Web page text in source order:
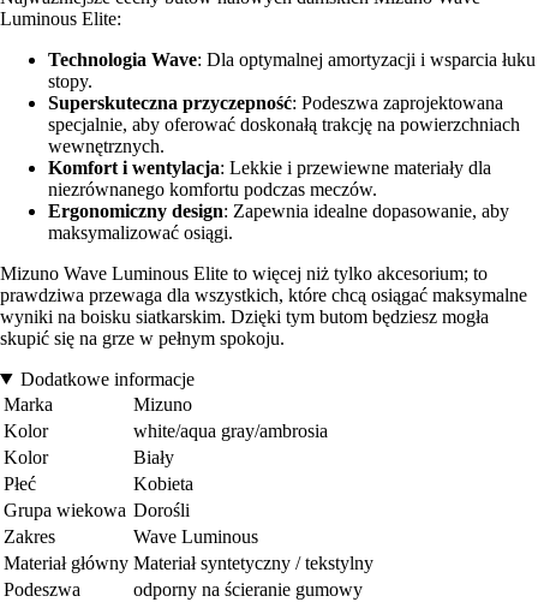
Luminous Elite:
Technologia Wave: Dla optymalnej amortyzacji i wsparcia łuku
stopy.
Superskuteczna przyczepność: Podeszwa zaprojektowana
specjalnie, aby oferować doskonałą trakcję na powierzchniach
wewnętrznych.
Komfort i wentylacja: Lekkie i przewiewne materiały dla
niezrównanego komfortu podczas meczów.
Ergonomiczny design: Zapewnia idealne dopasowanie, aby
maksymalizować osiągi.
Mizuno Wave Luminous Elite to więcej niż tylko akcesorium; to
prawdziwa przewaga dla wszystkich, które chcą osiągać maksymalne
wyniki na boisku siatkarskim. Dzięki tym butom będziesz mogła
skupić się na grze w pełnym spokoju.
Dodatkowe informacje
Marka
Mizuno
Kolor
white/aqua gray/ambrosia
Kolor
Biały
Płeć
Kobieta
Grupa wiekowa Dorośli
Zakres
Wave Luminous
Materiał główny Materiał syntetyczny / tekstylny
Podeszwa
odporny na ścieranie gumowy